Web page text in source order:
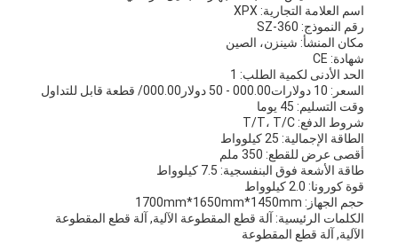
اسم العلامة التجارية: XPX
رقم النموذج: SZ-360
مكان المنشأ: شينزن، الصين
شهادة: CE
الحد الأدنى لكمية الطلب: 1
السعر: 10 دولارات000.00 - 50 دولار000.00/ قطعة قابل للتداول
وقت التسليم: 45 يوما
شروط الدفع: T/T، T/C
الطاقة الإجمالية: 25 كيلوواط
أقصى عرض للقطع: 350 ملم
طاقة الأشعة فوق البنفسجية: 7.5 كيلوواط
قوة كورونا: 2.0 كيلوواط
حجم الجهاز: 1700mm*1650mm*1450mm
الكلمات الرئيسية: آلة قطع المقطوعة الآلية, آلة قطع المقطوعة
الآلية, آلة قطع المقطوعة